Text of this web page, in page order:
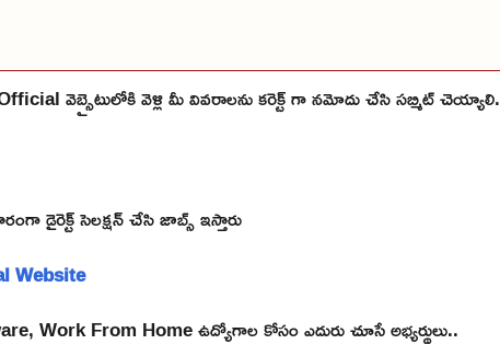
వెబ్సైటులోకి వెళ్లి మీ వివరాలను కరెక్ట్ గా నమోదు చేసి సబ్మిట్ చెయ్యాలి.
డైరెక్ట్ సెలక్షన్ చేసి జాబ్స్ ఇస్తారు
Website
Work From Home ఉద్యోగాల కోసం ఎదురు చూసే అభ్యర్థులు..